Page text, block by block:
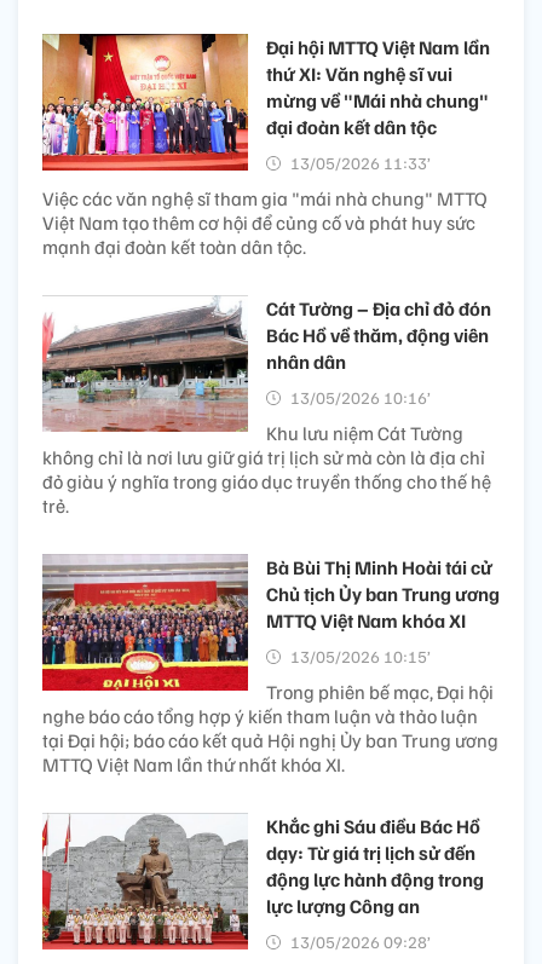
Đại hội MTTQ Việt Nam lần
thứ XI: Văn nghệ sĩ vui
mừng về "Mái nhà chung"
đại đoàn kết dân tộc
13/05/2026 11:33’
Việc các văn nghệ sĩ tham gia "mái nhà chung" MTTQ
Việt Nam tạo thêm cơ hội để củng cố và phát huy sức
mạnh đại đoàn kết toàn dân tộc.
Cát Tường – Địa chỉ đỏ đón
Bác Hồ về thăm, động viên
nhân dân
13/05/2026 10:16’
Khu lưu niệm Cát Tường
không chỉ là nơi lưu giữ giá trị lịch sử mà còn là địa chỉ
đỏ giàu ý nghĩa trong giáo dục truyền thống cho thế hệ
trẻ.
Bà Bùi Thị Minh Hoài tái cử
Chủ tịch Ủy ban Trung ương
MTTQ Việt Nam khóa XI
13/05/2026 10:15’
Trong phiên bế mạc, Đại hội
nghe báo cáo tổng hợp ý kiến tham luận và thảo luận
tại Đại hội; báo cáo kết quả Hội nghị Ủy ban Trung ương
MTTQ Việt Nam lần thứ nhất khóa XI.
Khắc ghi Sáu điều Bác Hồ
dạy: Từ giá trị lịch sử đến
động lực hành động trong
lực lượng Công an
13/05/2026 09:28’